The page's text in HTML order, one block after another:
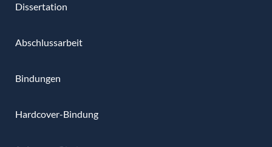
Dissertation
Abschlussarbeit
Bindungen
Hardcover-Bindung